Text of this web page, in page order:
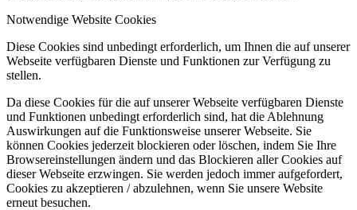
Notwendige Website Cookies
Diese Cookies sind unbedingt erforderlich, um Ihnen die auf unserer
Webseite verfügbaren Dienste und Funktionen zur Verfügung zu
stellen.
Da diese Cookies für die auf unserer Webseite verfügbaren Dienste
und Funktionen unbedingt erforderlich sind, hat die Ablehnung
Auswirkungen auf die Funktionsweise unserer Webseite. Sie
können Cookies jederzeit blockieren oder löschen, indem Sie Ihre
Browsereinstellungen ändern und das Blockieren aller Cookies auf
dieser Webseite erzwingen. Sie werden jedoch immer aufgefordert,
Cookies zu akzeptieren / abzulehnen, wenn Sie unsere Website
erneut besuchen.